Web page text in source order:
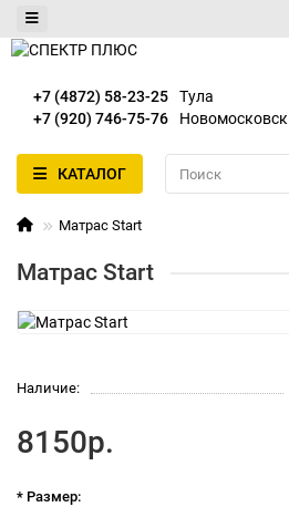
+7 (4872) 58-23-25
Тула
+7 (920) 746-75-76
Новомосковск
КАТАЛОГ
Матрас Start
Матрас Start
Наличие:
8150р.
* Размер: